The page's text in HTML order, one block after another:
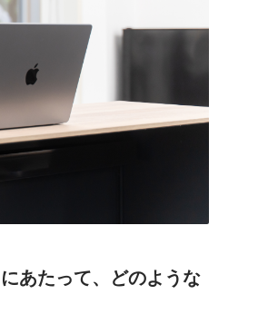
あたって、どのような